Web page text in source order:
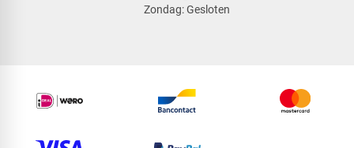
​Zondag: Gesloten